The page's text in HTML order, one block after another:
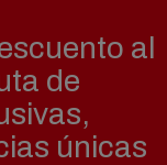
al
de
únicas